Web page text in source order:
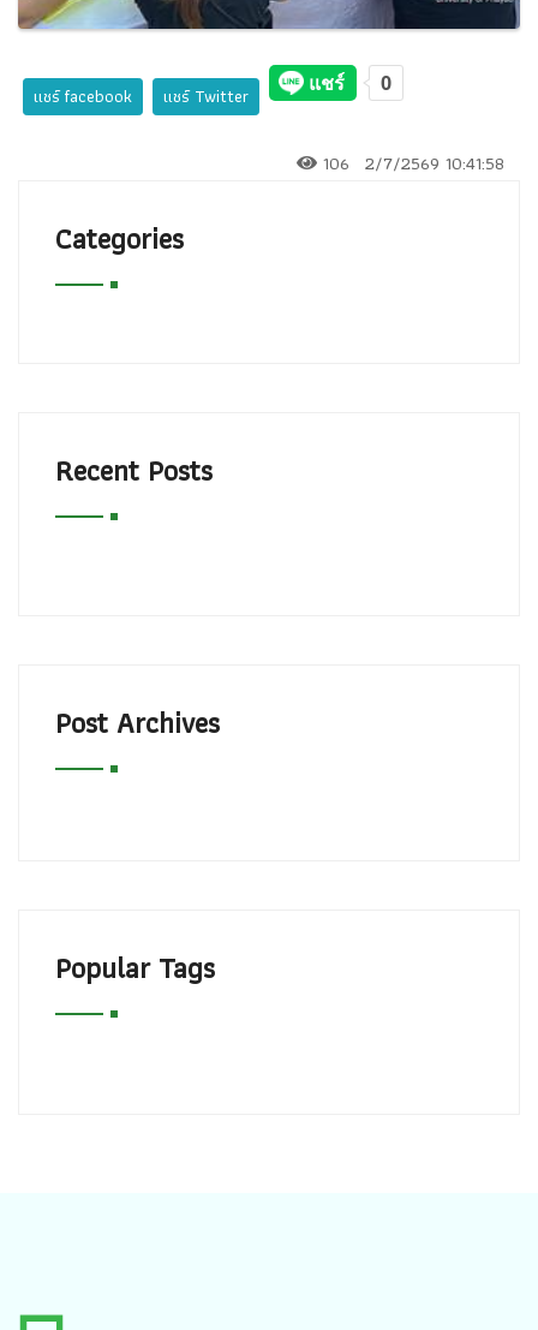
แชร์ facebook แชร์ Twitter
106 2/7/2569 10:41:58
Categories
Recent Posts
Post Archives
Popular Tags